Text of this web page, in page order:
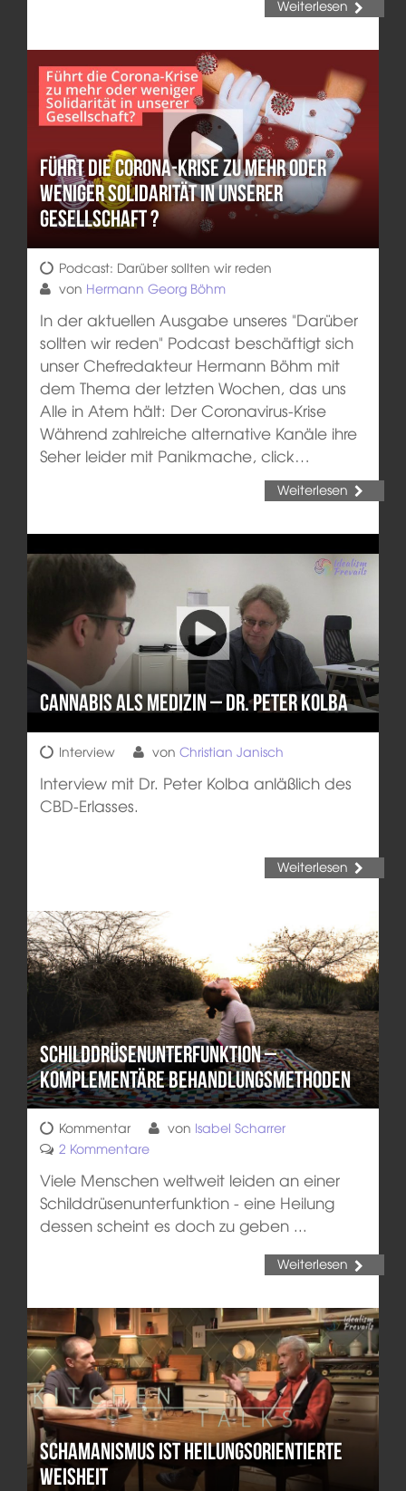
Weiterlesen
Führt die Corona-Krise zu mehr oder
weniger Solidarität in unserer
Gesellschaft ?
Podcast: Darüber sollten wir reden
von Hermann Georg Böhm
In der aktuellen Ausgabe unseres "Darüber
sollten wir reden" Podcast beschäftigt sich
unser Chefredakteur Hermann Böhm mit
dem Thema der letzten Wochen, das uns
Alle in Atem hält: Der Coronavirus-Krise
Während zahlreiche alternative Kanäle ihre
Seher leider mit Panikmache, click…
Weiterlesen
Cannabis als Medizin – Dr. Peter Kolba
Interview von Christian Janisch
Interview mit Dr. Peter Kolba anläßlich des
CBD-Erlasses.
Weiterlesen
Schilddrüsenunterfunktion –
komplementäre Behandlungsmethoden
Kommentar von Isabel Scharrer
2 Kommentare
Viele Menschen weltweit leiden an einer
Schilddrüsenunterfunktion - eine Heilung
dessen scheint es doch zu geben ...
Weiterlesen
Schamanismus ist heilungsorientierte
Weisheit